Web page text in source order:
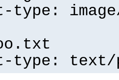
type:
type: